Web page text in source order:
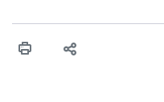
vonni az ebek